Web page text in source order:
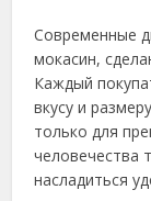
Современные
мокасин,
Каждый
вкусу и
только для
человечества
насладиться